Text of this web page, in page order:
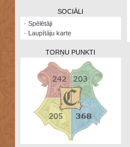
Zināšanu
SOCIĀLI
· Spēlētāji
· Laupītāju karte
TORŅU PUNKTI